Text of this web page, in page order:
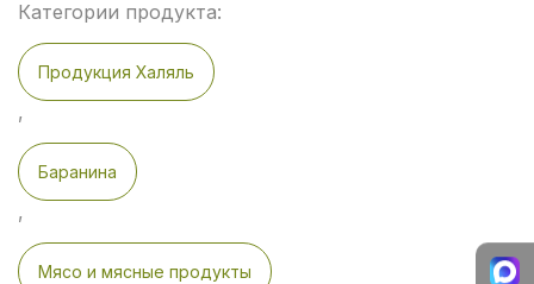
Категории продукта:
Продукция Халяль
,
Баранина
,
Мясо и мясные продукты